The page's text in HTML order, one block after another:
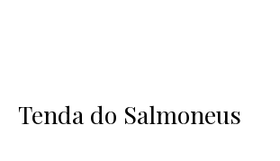
Tenda do Salmoneus